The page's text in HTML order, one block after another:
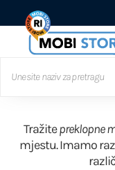
Tražitepreklopne
mjestu. Imamo